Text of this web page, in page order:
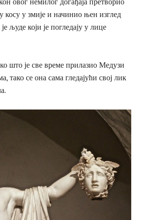
овог немилог догађаја претворио
косу у змије и начинио њен изглед
људе који је погледају у лице
што је све време прилазио Медузи
тако се она сама гледајући свој лик